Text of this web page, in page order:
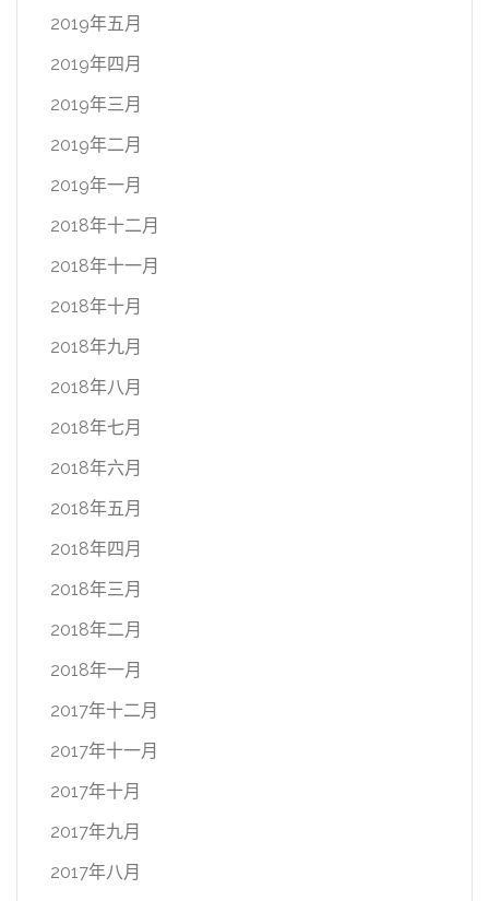
2019年五月
2019年四月
2019年三月
2019年二月
2019年一月
2018年十二月
2018年十一月
2018年十月
2018年九月
2018年八月
2018年七月
2018年六月
2018年五月
2018年四月
2018年三月
2018年二月
2018年一月
2017年十二月
2017年十一月
2017年十月
2017年九月
2017年八月